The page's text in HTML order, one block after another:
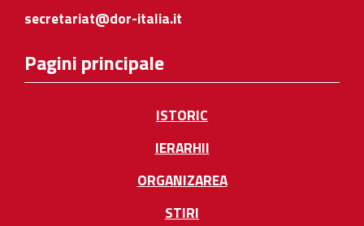
secretariat@dor-italia.it
Pagini principale
ISTORIC
IERARHII
ORGANIZAREA
STIRI